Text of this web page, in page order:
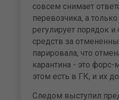
совсем снимает
перевозчика, а
регулирует порядок
средств за
парировала, что
карантина - это
этом есть в ГК, и их
Следом выступил